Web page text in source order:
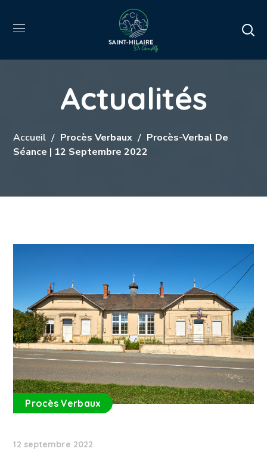
Actualités
Accueil Procès Verbaux
Procès-Verbal De
Séance | 12 Septembre 2022
Procès Verbaux
12 septembre 2022